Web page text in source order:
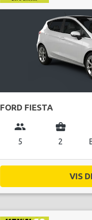
FORD FIESTA
group
5
business_center
2
VIS